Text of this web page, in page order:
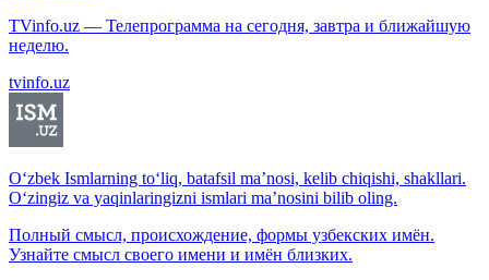
TVinfo.uz — Телепрограмма на сегодня, завтра и ближайшую
неделю.
tvinfo.uz
O‘zbek Ismlarning to‘liq, batafsil ma’nosi, kelib chiqishi, shakllari.
O‘zingiz va yaqinlaringizni ismlari ma’nosini bilib oling.
Полный смысл, происхождение, формы узбекских имён.
Узнайте смысл своего имени и имён близких.